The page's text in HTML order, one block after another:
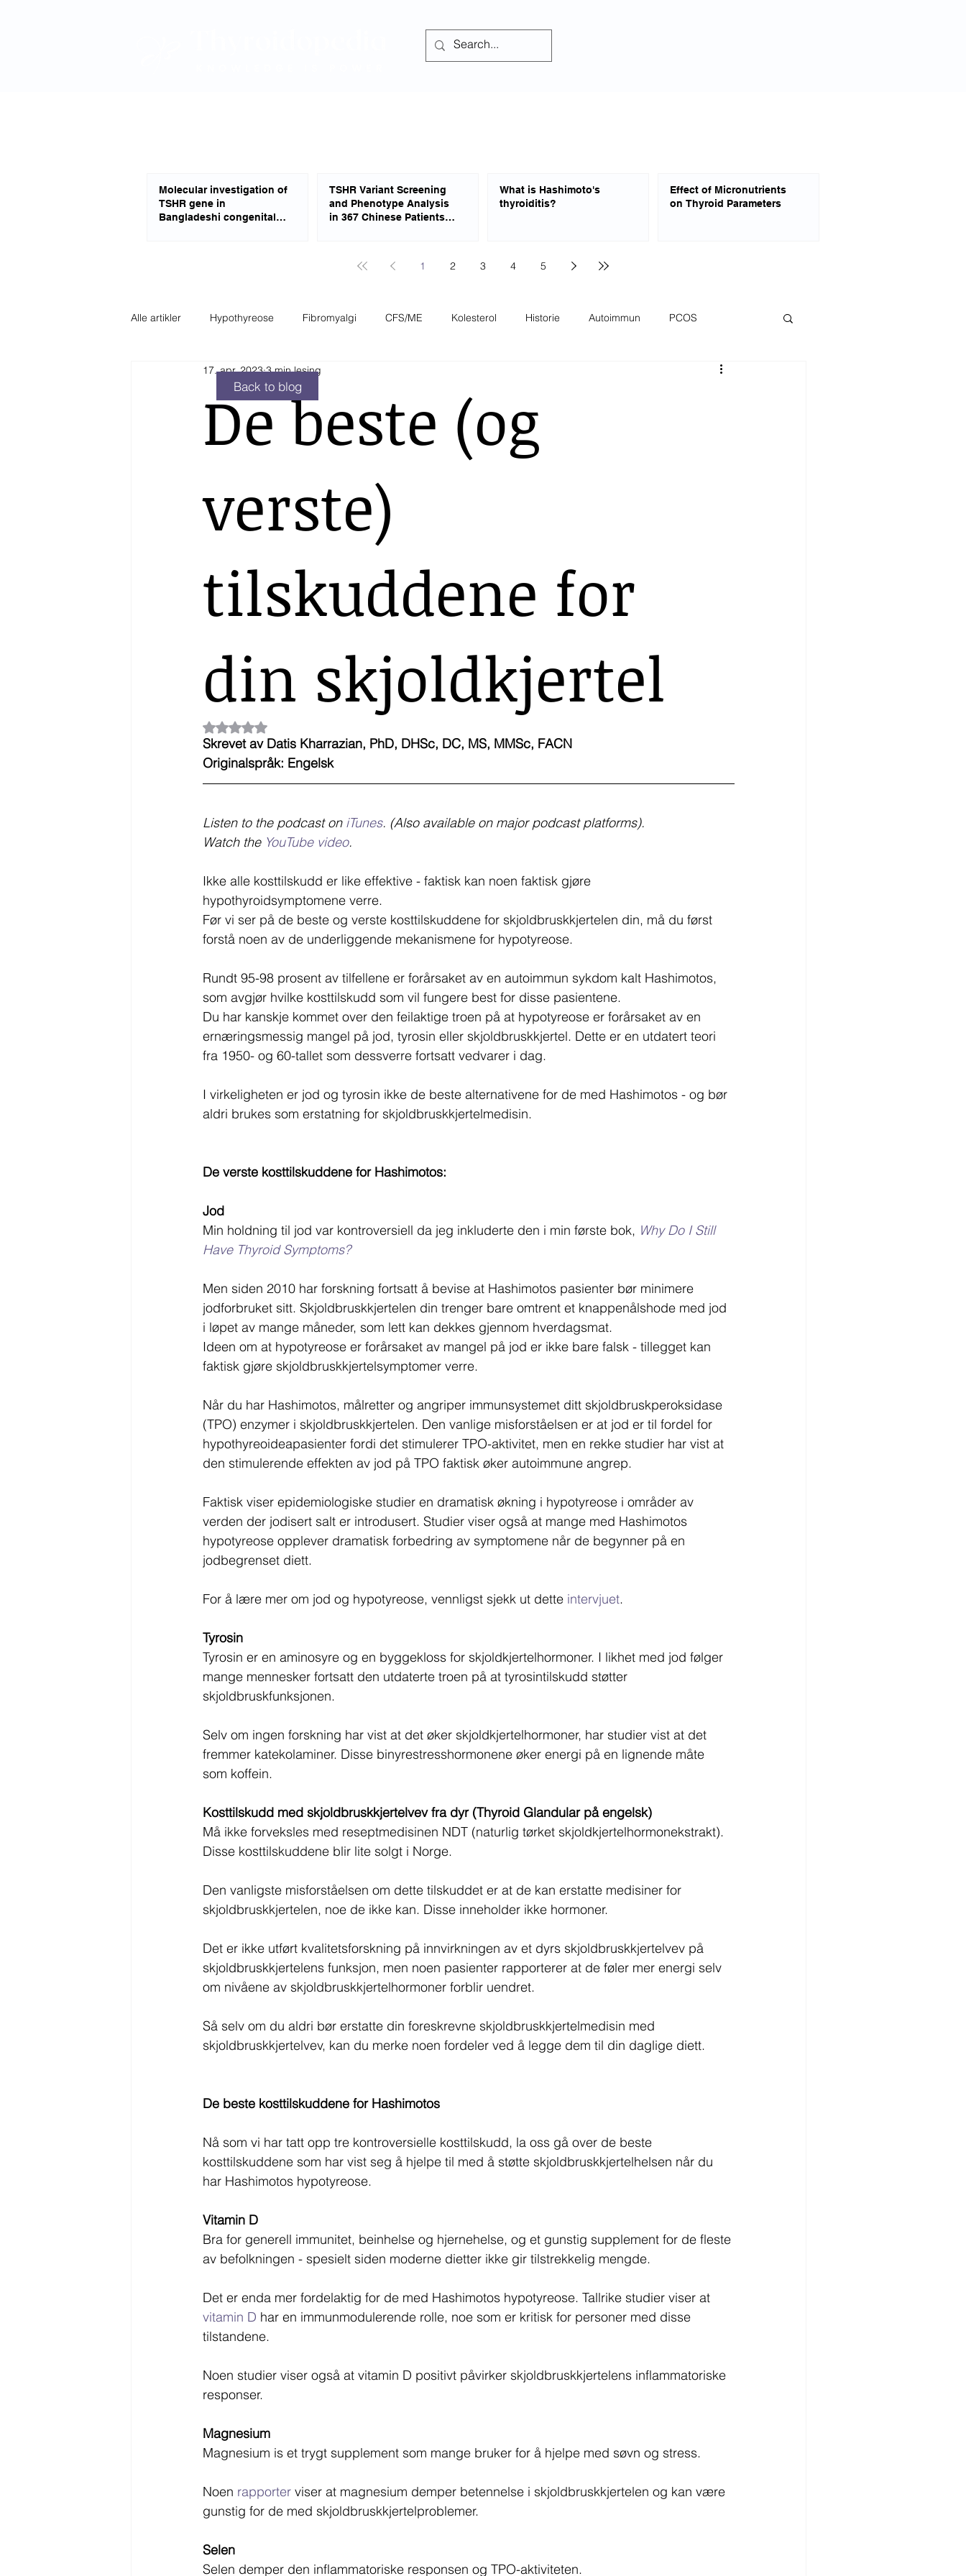
Alle artikler Hypothyreose Fibromyalgi CFS/ME Kolesterol Historie Autoimmun PCOS
Hyperthyreose Annet Hjerte
De beste (og
verste)
tilskuddene for
din skjoldkjertel
17. apr. 2023 3 min lesing
Gitt NaN av 5 stjerner.
Skrevet av Datis Kharrazian, PhD, DHSc, DC, MS, MMSc, FACN
Originalspråk: Engelsk
Listen to the podcast on iTunes. (Also available on major podcast platforms).
Watch the YouTube video.
Ikke alle kosttilskudd er like effektive - faktisk kan noen faktisk gjøre
hypothyroidsymptomene verre.
Før vi ser på de beste og verste kosttilskuddene for skjoldbruskkjertelen din, må du først
forstå noen av de underliggende mekanismene for hypotyreose.
Rundt 95-98 prosent av tilfellene er forårsaket av en autoimmun sykdom kalt Hashimotos,
som avgjør hvilke kosttilskudd som vil fungere best for disse pasientene.
Du har kanskje kommet over den feilaktige troen på at hypotyreose er forårsaket av en
ernæringsmessig mangel på jod, tyrosin eller skjoldbruskkjertel. Dette er en utdatert teori
fra 1950- og 60-tallet som dessverre fortsatt vedvarer i dag.
I virkeligheten er jod og tyrosin ikke de beste alternativene for de med Hashimotos - og bør
aldri brukes som erstatning for skjoldbruskkjertelmedisin.
De verste kosttilskuddene for Hashimotos:
Jod
Min holdning til jod var kontroversiell da jeg inkluderte den i min første bok, Why Do I Still
Have Thyroid Symptoms?
Men siden 2010 har forskning fortsatt å bevise at Hashimotos pasienter bør minimere
jodforbruket sitt. Skjoldbruskkjertelen din trenger bare omtrent et knappenålshode med jod
i løpet av mange måneder, som lett kan dekkes gjennom hverdagsmat.
Ideen om at hypotyreose er forårsaket av mangel på jod er ikke bare falsk - tillegget kan
faktisk gjøre skjoldbruskkjertelsymptomer verre.
Når du har Hashimotos, målretter og angriper immunsystemet ditt skjoldbruskperoksidase
(TPO) enzymer i skjoldbruskkjertelen. Den vanlige misforståelsen er at jod er til fordel for
hypothyreoideapasienter fordi det stimulerer TPO-aktivitet, men en rekke studier har vist at
den stimulerende effekten av jod på TPO faktisk øker autoimmune angrep.
Faktisk viser epidemiologiske studier en dramatisk økning i hypotyreose i områder av
verden der jodisert salt er introdusert. Studier viser også at mange med Hashimotos
hypotyreose opplever dramatisk forbedring av symptomene når de begynner på en
jodbegrenset diett.
For å lære mer om jod og hypotyreose, vennligst sjekk ut dette intervjuet.
Tyrosin
Tyrosin er en aminosyre og en byggekloss for skjoldkjertelhormoner. I likhet med jod følger
mange mennesker fortsatt den utdaterte troen på at tyrosintilskudd støtter
skjoldbruskfunksjonen.
Selv om ingen forskning har vist at det øker skjoldkjertelhormoner, har studier vist at det
fremmer katekolaminer. Disse binyrestresshormonene øker energi på en lignende måte
som koffein.
Kosttilskudd med skjoldbruskkjertelvev fra dyr (Thyroid Glandular på engelsk)
Må ikke forveksles med reseptmedisinen NDT (naturlig tørket skjoldkjertelhormonekstrakt).
Disse kosttilskuddene blir lite solgt i Norge.
Den vanligste misforståelsen om dette tilskuddet er at de kan erstatte medisiner for
skjoldbruskkjertelen, noe de ikke kan. Disse inneholder ikke hormoner.
Det er ikke utført kvalitetsforskning på innvirkningen av et dyrs skjoldbruskkjertelvev på
skjoldbruskkjertelens funksjon, men noen pasienter rapporterer at de føler mer energi selv
om nivåene av skjoldbruskkjertelhormoner forblir uendret.
Så selv om du aldri bør erstatte din foreskrevne skjoldbruskkjertelmedisin med
skjoldbruskkjertelvev, kan du merke noen fordeler ved å legge dem til din daglige diett.
De beste kosttilskuddene for Hashimotos
Nå som vi har tatt opp tre kontroversielle kosttilskudd, la oss gå over de beste
kosttilskuddene som har vist seg å hjelpe til med å støtte skjoldbruskkjertelhelsen når du
har Hashimotos hypotyreose.
Vitamin D
Bra for generell immunitet, beinhelse og hjernehelse, og et gunstig supplement for de fleste
av befolkningen - spesielt siden moderne dietter ikke gir tilstrekkelig mengde.
Det er enda mer fordelaktig for de med Hashimotos hypotyreose. Tallrike studier viser at
vitamin D har en immunmodulerende rolle, noe som er kritisk for personer med disse
tilstandene.
Noen studier viser også at vitamin D positivt påvirker skjoldbruskkjertelens inflammatoriske
responser.
Magnesium
Magnesium is et trygt supplement som mange bruker for å hjelpe med søvn og stress.
Noen rapporter viser at magnesium demper betennelse i skjoldbruskkjertelen og kan være
gunstig for de med skjoldbruskkjertelproblemer.
Selen
Selen demper den inflammatoriske responsen og TPO-aktiviteten.
Back to blog
Molecular investigation of
TSHR gene in
Bangladeshi congenital
TSHR Variant Screening
and Phenotype Analysis
in 367 Chinese Patients
What is Hashimoto's
thyroiditis?
Effect of Micronutrients
on Thyroid Parameters
1 2 3 4 5